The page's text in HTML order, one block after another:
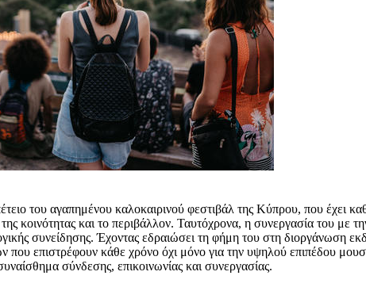
του αγαπημένου καλοκαιρινού φεστιβάλ της Κύπρου, που έχει
κοινότητας και το περιβάλλον. Ταυτόχρονα, η συνεργασία του
συνείδησης. Έχοντας εδραιώσει τη φήμη του στη διοργάνωση
που επιστρέφουν κάθε χρόνο όχι μόνο για την υψηλού επιπέδου
σύνδεσης, επικοινωνίας και συνεργασίας.